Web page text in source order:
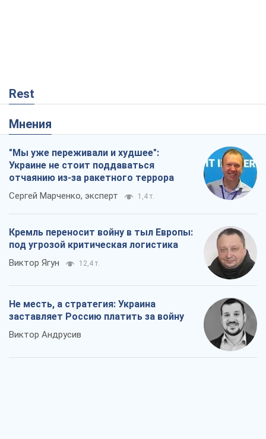
Rest
Мнения
"Мы уже переживали и худшее":
Украине не стоит поддаваться
отчаянию из-за ракетного террора
Сергей Марченко, эксперт 1,4 т.
Кремль переносит войну в тыл Европы:
под угрозой критическая логистика
Виктор Ягун 12,4 т.
Не месть, а стратегия: Украина
заставляет Россию платить за войну
Виктор Андрусив